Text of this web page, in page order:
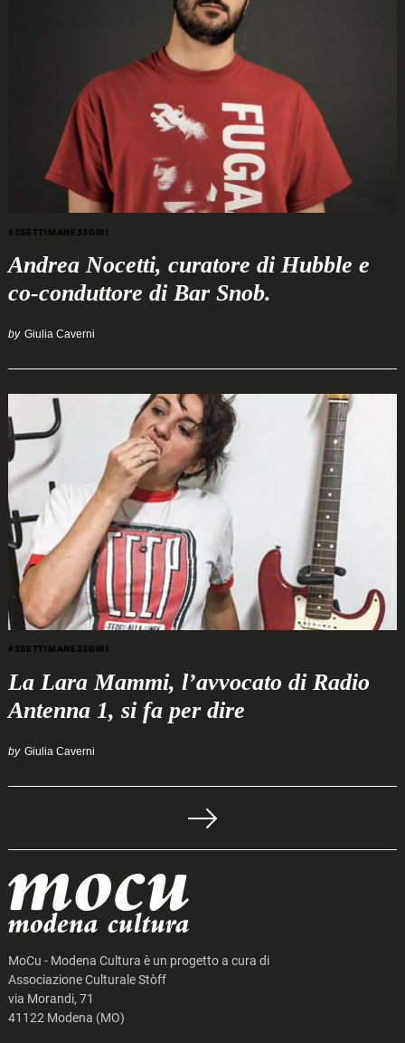
#3SETTIMANE33GIRI
Andrea Nocetti, curatore di Hubble e
co-conduttore di Bar Snob.
by Giulia Caverni
#3SETTIMANE33GIRI
La Lara Mammi, l’avvocato di Radio
Antenna 1, si fa per dire
by Giulia Caverni
MoCu - Modena Cultura è un progetto a cura di
Associazione Culturale Stòff
via Morandi, 71
41122 Modena (MO)